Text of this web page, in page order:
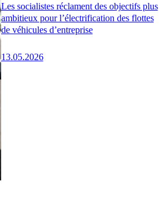
Les socialistes réclament des objectifs plus
ambitieux pour l’électrification des flottes
de véhicules d’entreprise
13.05.2026